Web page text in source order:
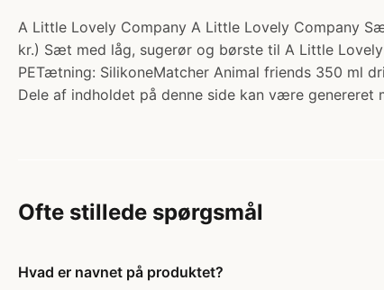
A Little Lovely Company A Little Lovely Company
kr.) Sæt med låg, sugerør og børste til A Little
PETætning: SilikoneMatcher Animal friends 350 ml
Dele af indholdet på denne side kan være genereret
Ofte stillede spørgsmål
Hvad er navnet på produktet?